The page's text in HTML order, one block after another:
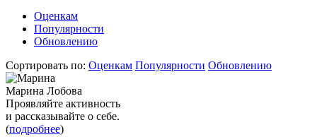
Оценкам
Популярности
Обновлению
Сортировать по: Оценкам Популярности Обновлению
Марина Лобова
Проявляйте активность
и рассказывайте о себе.
(подробнее)